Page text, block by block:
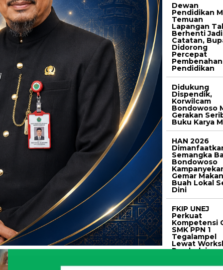
Dewan
Pendidikan
Temuan
Lapangan
Berhenti Jadi
Catatan,
Didorong
Percepat
Pembenahan
Pendidikan
Didukung
Dispendik,
Korwilcam
Bondowoso
Gerakan
Buku Karya
HAN 2026
Semangka
Bondowoso
Gemar
Buah Lokal
Dini
FKIP UNEJ
Perkuat
Kompetensi
SMK PPN 1
Tegalampel
Lewat